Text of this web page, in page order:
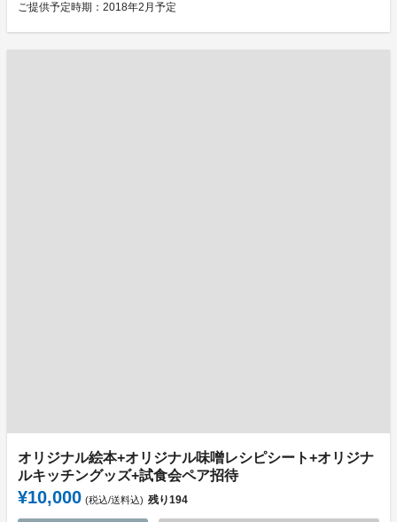
ご提供予定時期：2018年2月予定
オリジナル絵本+オリジナル味噌レシピシート+オリジナ
ルキッチングッズ+試食会ペア招待
¥10,000 (税込/送料込) 残り194